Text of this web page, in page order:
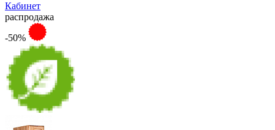
Кабинет
распродажа
-50%